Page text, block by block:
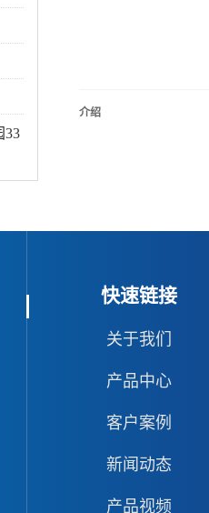
33
介绍
快速链接
关于我们
产品中心
客户案例
新闻动态
产品视频